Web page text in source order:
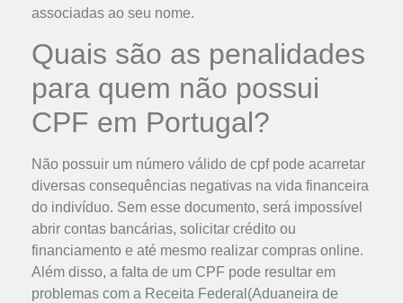
associadas ao seu nome.
Quais são as penalidades
para quem não possui
CPF em Portugal?
Não possuir um número válido de cpf pode acarretar
diversas consequências negativas na vida financeira
do indivíduo. Sem esse documento, será impossível
abrir contas bancárias, solicitar crédito ou
financiamento e até mesmo realizar compras online.
Além disso, a falta de um CPF pode resultar em
problemas com a Receita Federal(Aduaneira de